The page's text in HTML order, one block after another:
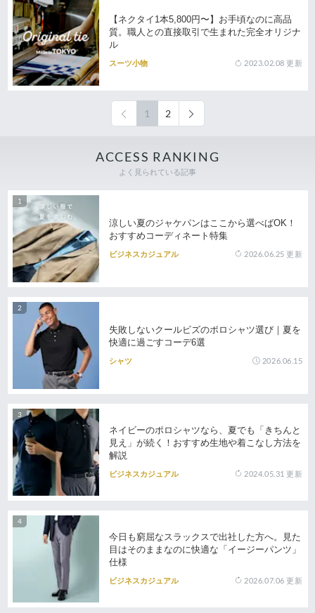
【ネクタイ1本5,800円〜】お手頃なのに高品
質。職人との直接取引で生まれた完全オリジナ
ル
スーツ小物 2023.02.08 更新
1 2
ACCESS RANKING
よく見られている記事
涼しい夏のジャケパンはここから選べばOK！
おすすめコーディネート特集
ビジネスカジュアル 2026.06.25 更新
失敗しないクールビズのポロシャツ選び｜夏を
快適に過ごすコーデ6選
シャツ 2026.06.15
ネイビーのポロシャツなら、夏でも「きちんと
見え」が続く！おすすめ生地や着こなし方法を
解説
ビジネスカジュアル 2024.05.31 更新
今日も窮屈なスラックスで出社した方へ。見た
目はそのままなのに快適な「イージーパンツ」
仕様
ビジネスカジュアル 2026.07.06 更新